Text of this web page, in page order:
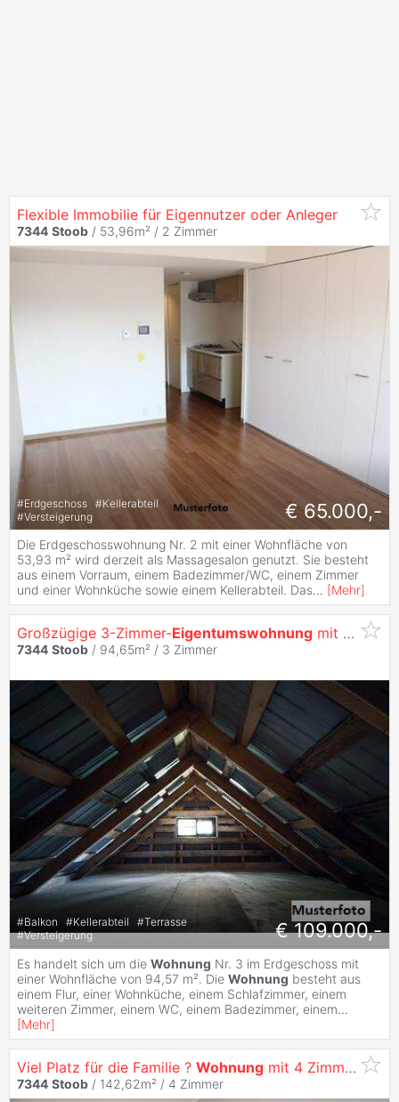
Flexible Immobilie für Eigennutzer oder Anleger
7344 Stoob / 53,96m² / 2 Zimmer
#Erdgeschoss #Kellerabteil
#Versteigerung € 65.000,-
Die Erdgeschosswohnung Nr. 2 mit einer Wohnfläche von
53,93 m² wird derzeit als Massagesalon genutzt. Sie besteht
aus einem Vorraum, einem Badezimmer/WC, einem Zimmer
und einer Wohnküche sowie einem Kellerabteil. Das... [Mehr]
Großzügige 3-Zimmer-Eigentumswohnung mit Terrasse und zwei Balkonen
7344 Stoob / 94,65m² / 3 Zimmer
#Balkon #Kellerabteil #Terrasse
#Versteigerung € 109.000,-
Es handelt sich um die Wohnung Nr. 3 im Erdgeschoss mit
einer Wohnfläche von 94,57 m². Die Wohnung besteht aus
einem Flur, einer Wohnküche, einem Schlafzimmer, einem
weiteren Zimmer, einem WC, einem Badezimmer, einem...
[Mehr]
Viel Platz für die Familie ? Wohnung mit 4 Zimmern und Loggien
7344 Stoob / 142,62m² / 4 Zimmer